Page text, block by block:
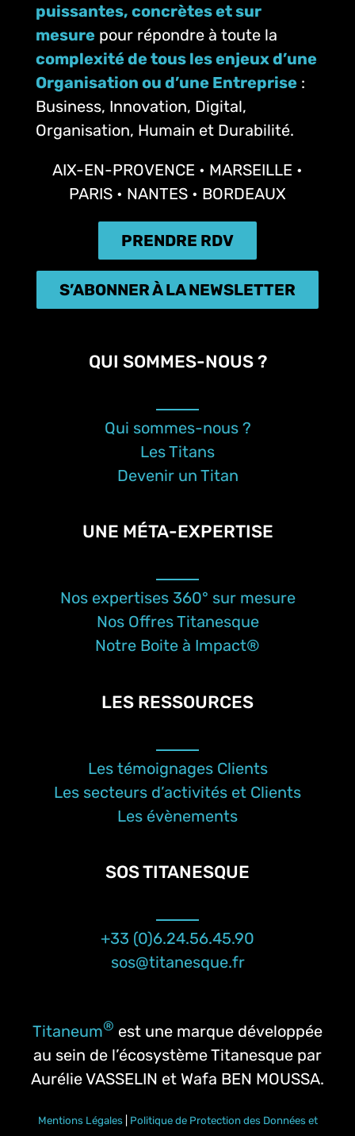
puissantes, concrètes et sur
mesurepour répondre à toute la
complexité de tous les enjeux d’une
Organisation ou d’une Entreprise:
Business, Innovation, Digital,
Organisation, Humain et Durabilité.
AIX-EN-PROVENCE • MARSEILLE •
PARIS • NANTES • BORDEAUX
PRENDRE RDV
S’ABONNER À LA NEWSLETTER
QUI SOMMES-NOUS ?
Qui sommes-nous ?
Les Titans
Devenir un Titan
UNE MÉTA-EXPERTISE
Nos expertises 360° sur mesure
Nos Offres Titanesque
Notre Boite à Impact®
LES RESSOURCES
Les témoignages Clients
Les secteurs d’activités et Clients
Les évènements
SOS TITANESQUE
+33 (0)6.24.56.45.90
sos@titanesque.fr
Titaneum® est une marque développée
au sein de l’écosystème Titanesque par
Aurélie VASSELIN et Wafa BEN MOUSSA.
Mentions Légales Politique de Protection des Données et